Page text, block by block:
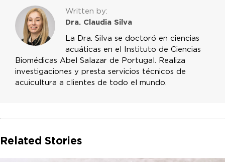
Written by:
Dra. Claudia Silva
La Dra. Silva se doctoró en ciencias
acuáticas en el Instituto de Ciencias
Biomédicas Abel Salazar de Portugal. Realiza
investigaciones y presta servicios técnicos de
acuicultura a clientes de todo el mundo.
Related Stories